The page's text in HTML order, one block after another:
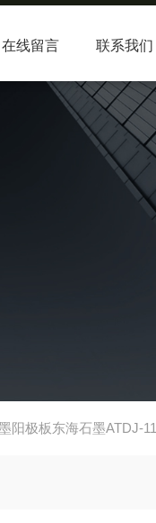
在线留言 联系我们
阳极板东海石墨ATDJ-